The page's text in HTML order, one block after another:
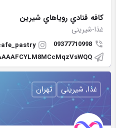
كافه قنادي روياهاي شيرين
غذا-شیرینی
09377710998
غذا, شیرینی تهران